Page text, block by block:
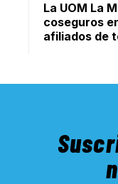
La UOM La
coseguros
afiliados de